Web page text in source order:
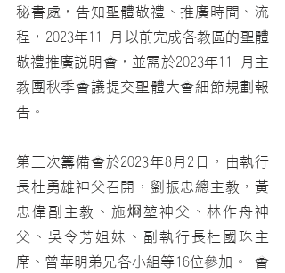
秘書處，告知聖體敬禮、推廣時間、流
程，2023年11 月以前完成各教區的聖體
敬禮推廣說明會，並需於2023年11 月主
教團秋季會議提交聖體大會細節規劃報
告。
第三次籌備會於2023年8月2日，由執行
長杜勇雄神父召開，劉振忠總主教，黃
忠偉副主教、施烱堃神父、林作舟神
父、吳令芳姐妹、副執行長杜國珠主
席、曾華明弟兄各小組等16位參加。 會